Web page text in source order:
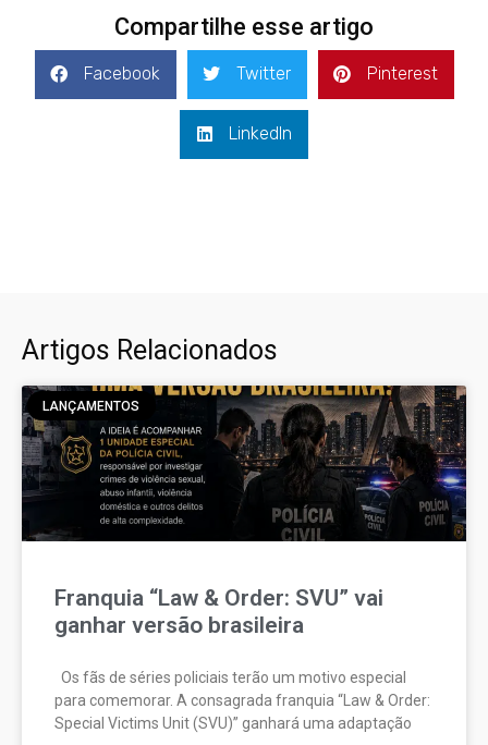
Compartilhe esse artigo
Facebook Twitter Pinterest
LinkedIn
Artigos Relacionados
LANÇAMENTOS
Franquia “Law & Order: SVU” vai
ganhar versão brasileira
Os fãs de séries policiais terão um motivo especial
para comemorar. A consagrada franquia “Law & Order:
Special Victims Unit (SVU)” ganhará uma adaptação